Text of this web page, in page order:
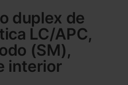
duplex de
LC/APC,
(SM),
interior